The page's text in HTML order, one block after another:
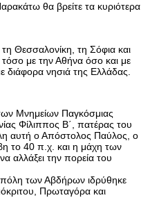
θα βρείτε τα κυριότερα
Θεσσαλονίκη, τη Σόφια και
με την Αθήνα όσο και με
διάφορα νησιά της Ελλάδας.
Μνημείων Παγκόσμιας
Φίλιππος Β΄, πατέρας του
αυτή ο Απόστολος Παύλος, ο
το 40 π.χ. και η μάχη των
αλλάξει την πορεία του
πόλη των Αβδήρων ιδρύθηκε
Πρωταγόρα και